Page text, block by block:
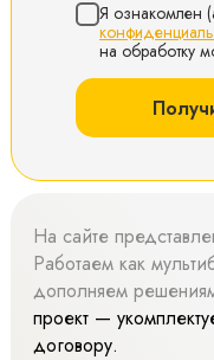
На сайте
Работаем как
дополняем
проект —
договору.
Я ознакомлен
на обработку